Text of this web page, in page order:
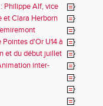
Philippe Alf, vice
et Clara Herborn
d'Or U14 à
et du début juillet
inter-